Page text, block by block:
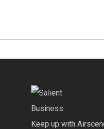
Keep up with